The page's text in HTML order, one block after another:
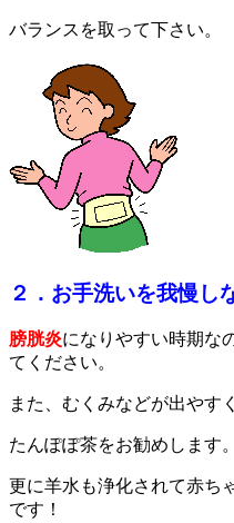
バランスを取って下さい。
２．お手洗いを我慢し
膀胱炎になりやすい時期な
てください。
また、むくみなどが出やす
たんぽぽ茶をお勧めします。
更に羊水も浄化されて赤ち
です！